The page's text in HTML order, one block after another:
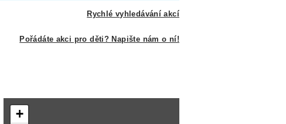
Rychlé vyhledávání akcí
Pořádáte akci pro děti? Napište nám o ní!
+